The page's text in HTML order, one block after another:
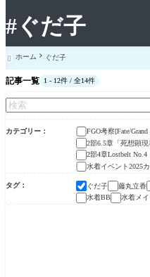
#ぐだ子
 ホーム ぐだ子
記事一覧 1 - 12件 / 全14件
カテゴリー FGO考察[Fate/Grand
2部6.5章「死想顕現
2部4章Lostbelt
水着イベント2025
タグ ぐだ子 藤丸立香
水着BB
水着メ
水着イベント2025カルデアUーサマーア